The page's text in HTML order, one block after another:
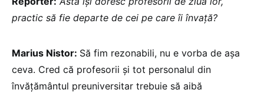
practic să fie departe de cei pe care îi învață?
Marius Nistor: Să fim rezonabili, nu e vorba de așa
ceva. Cred că profesorii și tot personalul din
învățământul preuniversitar trebuie să aibă